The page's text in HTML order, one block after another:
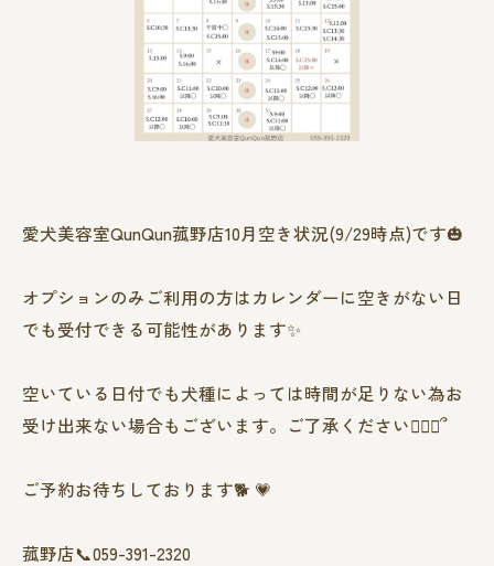
愛犬美容室QunQun菰野店10月空き状況(9/29時点)です🎃
オプションのみご利用の方はカレンダーに空きがない日
でも受付できる可能性があります✨️
空いている日付でも犬種によっては時間が足りない為お
受け出来ない場合もございます。ご了承ください🙇🏻‍♀️՞
ご予約お待ちしております🐕 💗
菰野店📞059-391-2320